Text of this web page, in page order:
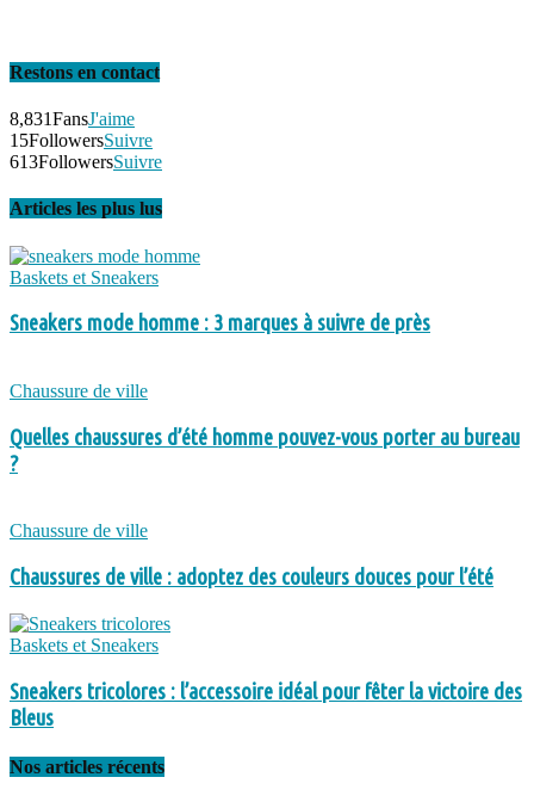
Restons en contact
8,831FansJ'aime
15FollowersSuivre
613FollowersSuivre
Articles les plus lus
Baskets et Sneakers
Sneakers mode homme : 3 marques à suivre de près
Chaussure de ville
Quelles chaussures d’été homme pouvez-vous porter au bureau
?
Chaussure de ville
Chaussures de ville : adoptez des couleurs douces pour l’été
Baskets et Sneakers
Sneakers tricolores : l’accessoire idéal pour fêter la victoire des
Bleus
Nos articles récents